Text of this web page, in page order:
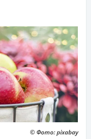
© Фото: pixabay